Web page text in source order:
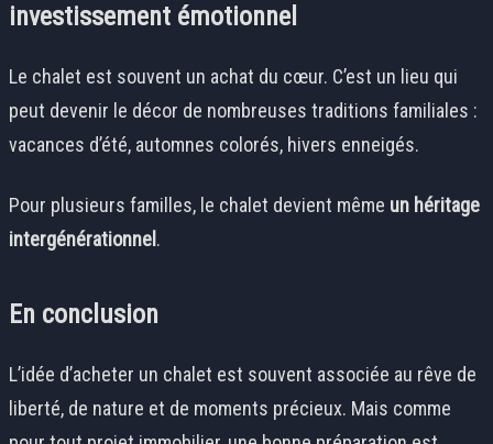
investissement émotionnel
Le chalet est souvent un achat du cœur. C’est un lieu qui
peut devenir le décor de nombreuses traditions familiales :
vacances d’été, automnes colorés, hivers enneigés.
Pour plusieurs familles, le chalet devient même un héritage
intergénérationnel .
En conclusion
L’idée d’acheter un chalet est souvent associée au rêve de
liberté, de nature et de moments précieux. Mais comme